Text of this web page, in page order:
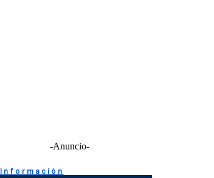
-Anuncio-
Información